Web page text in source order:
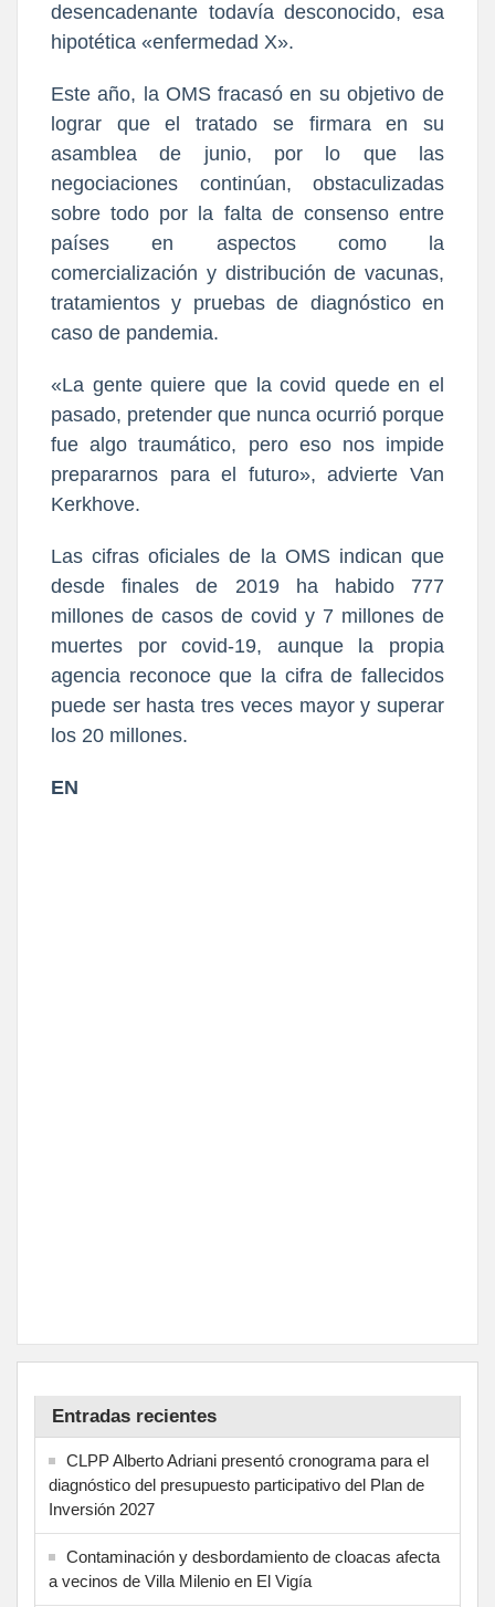
desencadenante todavía desconocido, esa
hipotética «enfermedad X».
Este año, la OMS fracasó en su objetivo de
lograr que el tratado se firmara en su
asamblea de junio, por lo que las
negociaciones continúan, obstaculizadas
sobre todo por la falta de consenso entre
países en aspectos como la
comercialización y distribución de vacunas,
tratamientos y pruebas de diagnóstico en
caso de pandemia.
«La gente quiere que la covid quede en el
pasado, pretender que nunca ocurrió porque
fue algo traumático, pero eso nos impide
prepararnos para el futuro», advierte Van
Kerkhove.
Las cifras oficiales de la OMS indican que
desde finales de 2019 ha habido 777
millones de casos de covid y 7 millones de
muertes por covid-19, aunque la propia
agencia reconoce que la cifra de fallecidos
puede ser hasta tres veces mayor y superar
los 20 millones.
EN
Entradas recientes
CLPP Alberto Adriani presentó cronograma para el
diagnóstico del presupuesto participativo del Plan de
Inversión 2027
Contaminación y desbordamiento de cloacas afecta
a vecinos de Villa Milenio en El Vigía